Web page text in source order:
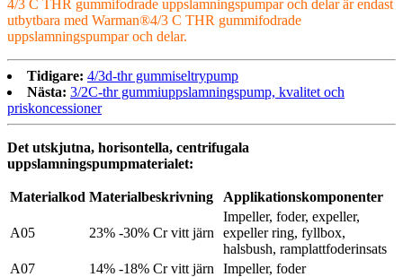
4/3 C THR gummifodrade uppslamningspumpar och delar är endast
utbytbara med Warman®4/3 C THR gummifodrade
uppslamningspumpar och delar.
Tidigare: 4/3d-thr gummiseltrypump
Nästa: 3/2C-thr gummiuppslamningspump, kvalitet och
priskoncessioner
Det utskjutna, horisontella, centrifugala
uppslamningspumpmaterialet:
Materialkod Materialbeskrivning Applikationskomponenter
A05 23% -30% Cr vitt järn
Impeller, foder, expeller,
expeller ring, fyllbox,
halsbush, ramplattfoderinsats
A07
14% -18% Cr vitt järn
Impeller, foder